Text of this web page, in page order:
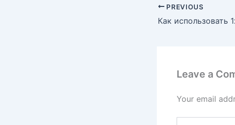
PREVIOUS
Leave a
Your email